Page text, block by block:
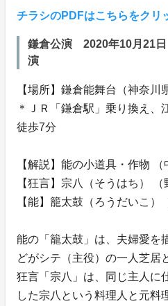
チラシのPDFはこちらをクリ
鎌倉公演 2020年10月21
演
【場所】鎌倉能舞台（神奈川
＊ＪＲ「鎌倉駅」乗り換え、
徒歩7分
【解説】能の小道具・作物 （
【狂言】宗八（そうはち） （
【能】籠太鼓（ろうだいこ）
能の「籠太鼓」は、夫婦愛を
どがシテ（主役）の一人芝居
狂言「宗八」は、同じ主人に
した宗八という料理人と元料